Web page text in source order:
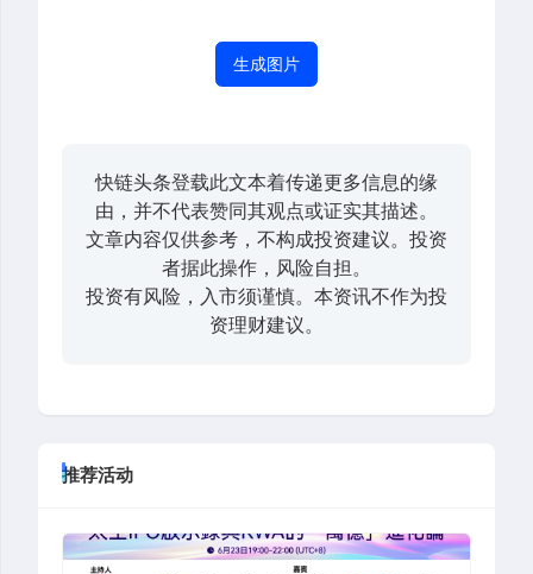
生成图片
快链头条登载此文本着传递更多信息的缘
由，并不代表赞同其观点或证实其描述。
文章内容仅供参考，不构成投资建议。投资
者据此操作，风险自担。
投资有风险，入市须谨慎。本资讯不作为投
资理财建议。
推荐活动